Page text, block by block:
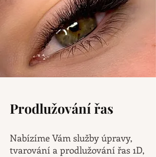
Prodlužování řas
Nabízíme Vám služby úpravy,
tvarování a prodlužování řas 1D,